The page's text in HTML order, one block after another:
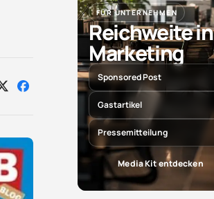
Auf Auf
FÜR UNTERNEHMEN
Reichweite in
Marketing
Sponsored Post
Gastartikel
Pressemitteilung
Media Kit entdecken